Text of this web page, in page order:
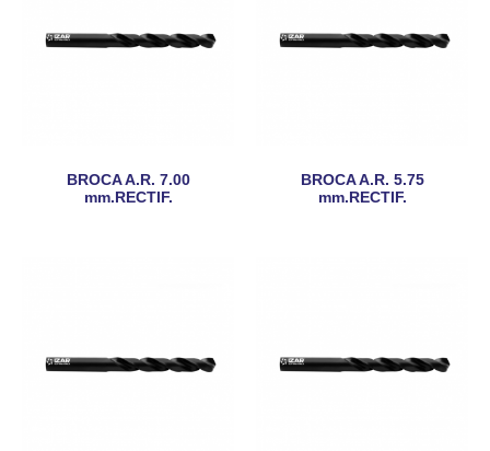
BROCA A.R. 7.00
mm.RECTIF.
BROCA A.R. 5.75
mm.RECTIF.